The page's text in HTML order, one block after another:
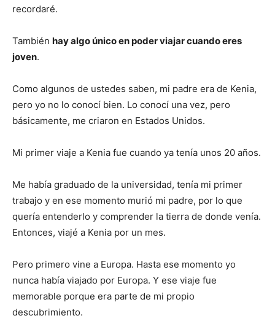
recordaré.
También hay algo único en poder viajar cuando eres
joven.
Como algunos de ustedes saben, mi padre era de Kenia,
pero yo no lo conocí bien. Lo conocí una vez, pero
básicamente, me criaron en Estados Unidos.
Mi primer viaje a Kenia fue cuando ya tenía unos 20 años.
Me había graduado de la universidad, tenía mi primer
trabajo y en ese momento murió mi padre, por lo que
quería entenderlo y comprender la tierra de donde venía.
Entonces, viajé a Kenia por un mes.
Pero primero vine a Europa. Hasta ese momento yo
nunca había viajado por Europa. Y ese viaje fue
memorable porque era parte de mi propio
descubrimiento.